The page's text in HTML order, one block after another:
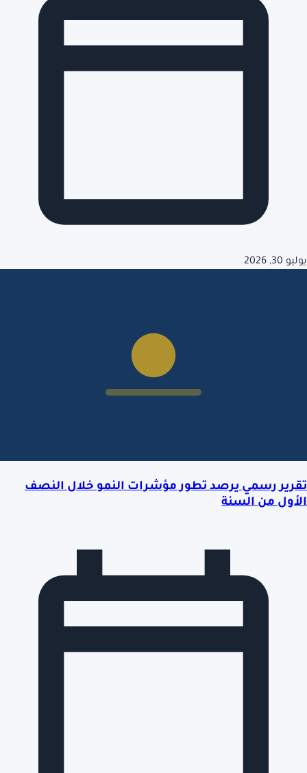
يوليو 30, 2026
تقرير رسمي يرصد تطور مؤشرات النمو خلال النصف
الأول من السنة